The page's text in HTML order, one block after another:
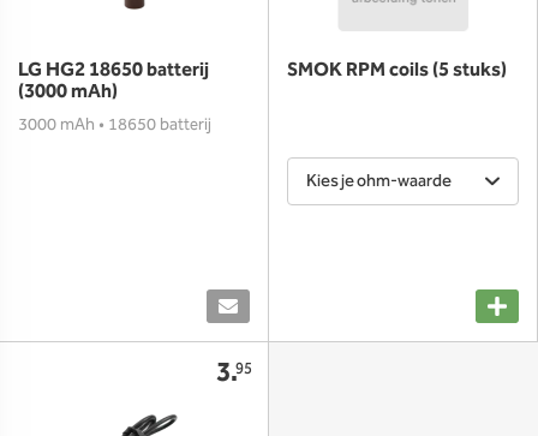
LG HG2 18650 batterij
(3000 mAh)
3000 mAh • 18650 batterij
SMOK RPM coils (5 stuks)
Kies je ohm-waarde
3.95